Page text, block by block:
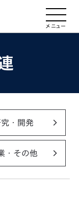
・開発
・その他